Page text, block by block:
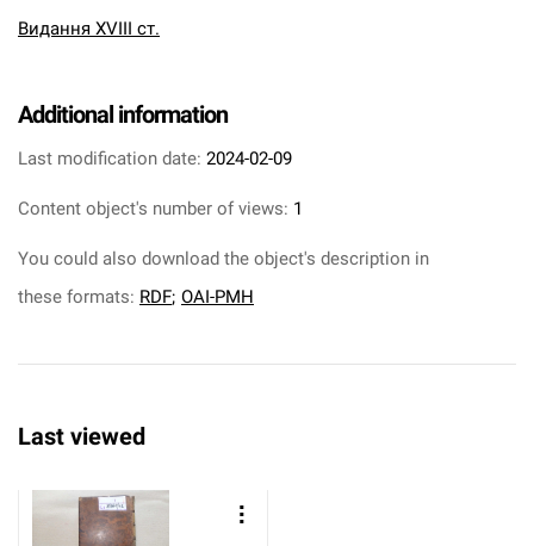
Видання XVIII ст.
Additional information
Last modification date: 2024-02-09
Content object's number of views: 1
You could also download the object's description in
these formats: RDF; OAI-PMH
Last viewed